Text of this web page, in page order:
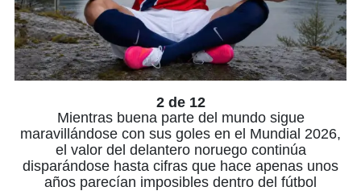
2 de 12
Mientras buena parte del mundo sigue
maravillándose con sus goles en el Mundial 2026,
el valor del delantero noruego continúa
disparándose hasta cifras que hace apenas unos
años parecían imposibles dentro del fútbol